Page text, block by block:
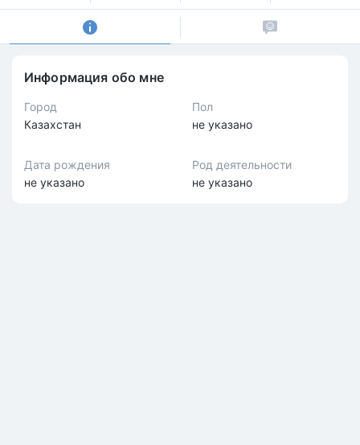
Информация обо мне
Город
Казахстан
Пол
не указано
Дата рождения
не указано
Род деятельности
не указано